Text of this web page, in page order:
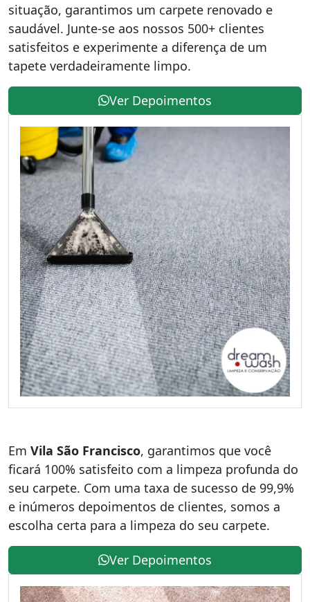
situação, garantimos um carpete renovado e
saudável. Junte-se aos nossos 500+ clientes
satisfeitos e experimente a diferença de um
tapete verdadeiramente limpo.
Ver Depoimentos
Em Vila São Francisco, garantimos que você
ficará 100% satisfeito com a limpeza profunda do
seu carpete. Com uma taxa de sucesso de 99,9%
e inúmeros depoimentos de clientes, somos a
escolha certa para a limpeza do seu carpete.
Ver Depoimentos